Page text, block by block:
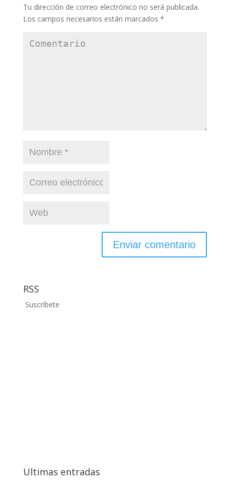
Tu dirección de correo electrónico no será publicada.
Los campos necesarios están marcados *
RSS
Suscríbete
Ultimas entradas